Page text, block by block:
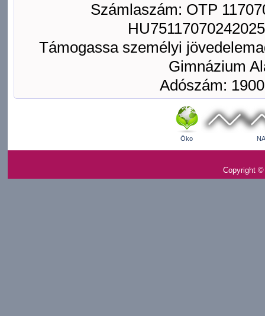
Számlaszám: OTP
Támogassa személyi
Gimnázium
Adószám:
Öko
Copyright